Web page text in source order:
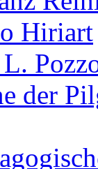
Hiriart
L.
der